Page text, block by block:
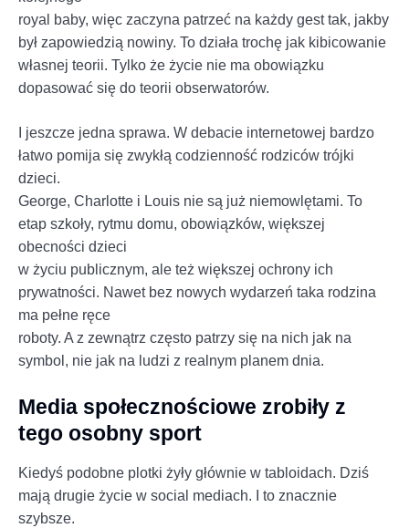
royal baby, więc zaczyna patrzeć na każdy gest tak, jakby
był zapowiedzią nowiny. To działa trochę jak kibicowanie
własnej teorii. Tylko że życie nie ma obowiązku
dopasować się do teorii obserwatorów.
I jeszcze jedna sprawa. W debacie internetowej bardzo
łatwo pomija się zwykłą codzienność rodziców trójki
dzieci.
George, Charlotte i Louis nie są już niemowlętami. To
etap szkoły, rytmu domu, obowiązków, większej
obecności dzieci
w życiu publicznym, ale też większej ochrony ich
prywatności. Nawet bez nowych wydarzeń taka rodzina
ma pełne ręce
roboty. A z zewnątrz często patrzy się na nich jak na
symbol, nie jak na ludzi z realnym planem dnia.
Media społecznościowe zrobiły z
tego osobny sport
Kiedyś podobne plotki żyły głównie w tabloidach. Dziś
mają drugie życie w social mediach. I to znacznie
szybsze.